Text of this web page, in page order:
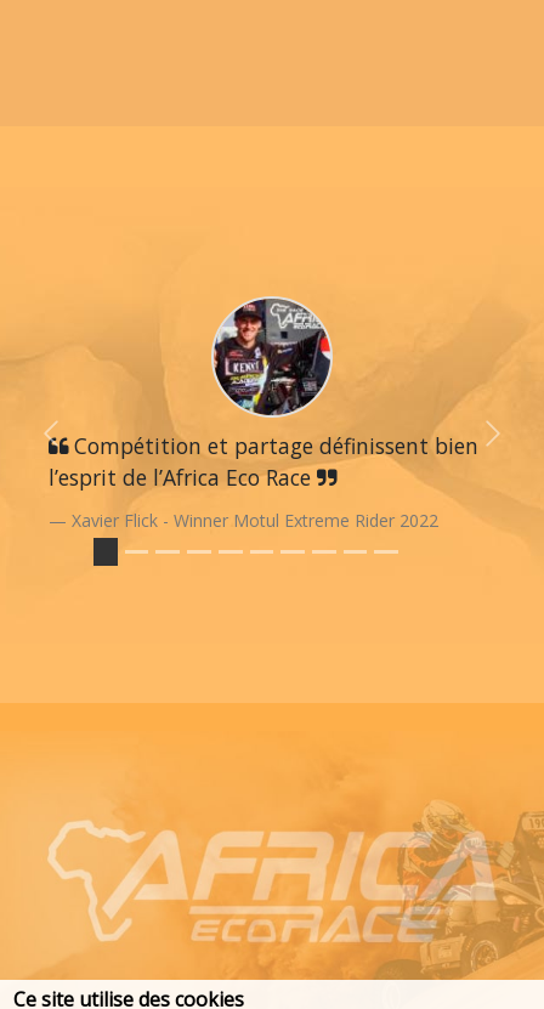
Compétition et partage définissent bien
l’esprit de l’Africa Eco Race
Xavier Flick - Winner Motul Extreme Rider 2022
Previous Next
Ce site utilise des cookies